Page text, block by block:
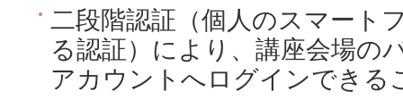
二段階認証（個人のスマート
る認証）により、講座会場の
アカウントへログインできる